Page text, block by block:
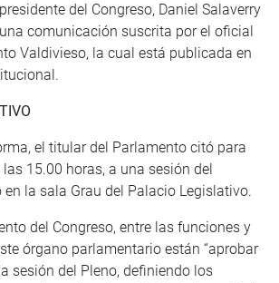
del Congreso, Daniel Salaverry
comunicación suscrita por el oficial
Valdivieso, la cual está publicada en
el titular del Parlamento citó para
15.00 horas, a una sesión del
en la sala Grau del Palacio Legislativo.
del Congreso, entre las funciones y
órgano parlamentario están “aprobar
sesión del Pleno, definiendo los